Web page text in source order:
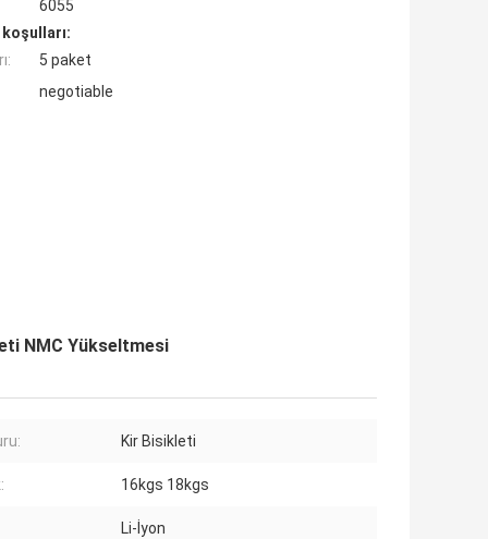
6055
5 paket
negotiable
NMC Yükseltmesi
Kir Bisikleti
16kgs 18kgs
Li-İyon